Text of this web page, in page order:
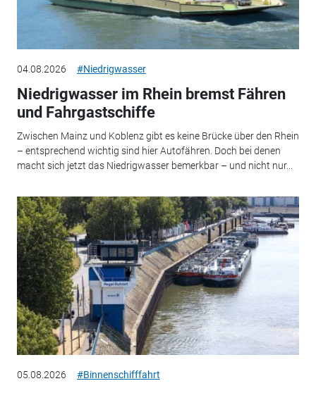
04.08.2026 #Niedrigwasser
Niedrigwasser im Rhein bremst Fähren
und Fahrgastschiffe
Zwischen Mainz und Koblenz gibt es keine Brücke über den Rhein
– entsprechend wichtig sind hier Autofähren. Doch bei denen
macht sich jetzt das Niedrigwasser bemerkbar – und nicht nur...
05.08.2026 #Binnenschifffahrt